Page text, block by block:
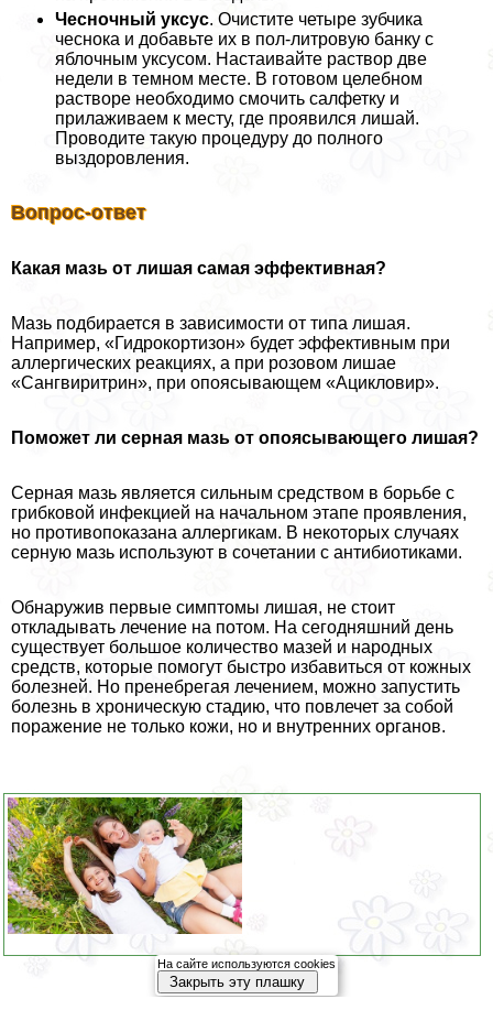
Чесночный уксус. Очистите четыре зубчика
чеснока и добавьте их в пол-литровую банку с
яблочным уксусом. Настаивайте раствор две
недели в темном месте. В готовом целебном
растворе необходимо смочить салфетку и
прилаживаем к месту, где проявился лишай.
Проводите такую процедуру до полного
выздоровления.
Вопрос-ответ
Какая мазь от лишая самая эффективная?
Мазь подбирается в зависимости от типа лишая.
Например, «Гидрокортизон» будет эффективным при
аллергических реакциях, а при розовом лишае
«Сангвиритрин», при опоясывающем «Ацикловир».
Поможет ли серная мазь от опоясывающего лишая?
Серная мазь является сильным средством в борьбе с
грибковой инфекцией на начальном этапе проявления,
но противопоказана аллергикам. В некоторых случаях
серную мазь используют в сочетании с антибиотиками.
Обнаружив первые симптомы лишая, не стоит
откладывать лечение на потом. На сегодняшний день
существует большое количество мазей и народных
средств, которые помогут быстро избавиться от кожных
болезней. Но пренебрегая лечением, можно запустить
болезнь в хроническую стадию, что повлечет за собой
поражение не только кожи, но и внутренних органов.
На сайте используются cookies
Закрыть эту плашку